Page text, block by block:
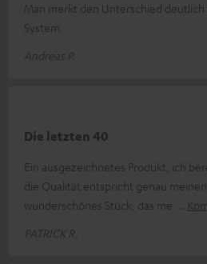
Man merkt den Unterschied deutlich
System
Andreas P.
Die letzten 40
Ein ausgezeichnetes Produkt, ich
die Qualität entspricht genau
wunderschönes Stück, das me
PATRICK R.